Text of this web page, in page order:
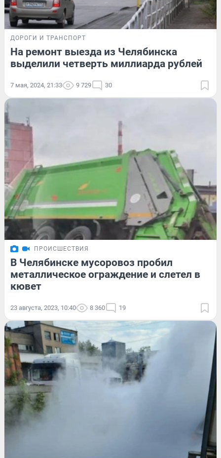
ДОРОГИ И ТРАНСПОРТ
На ремонт выезда из Челябинска
выделили четверть миллиарда рублей
7 мая, 2024, 21:33 9 729 30
ПРОИСШЕСТВИЯ
В Челябинске мусоровоз пробил
металлическое ограждение и слетел в
кювет
23 августа, 2023, 10:40 8 360 19